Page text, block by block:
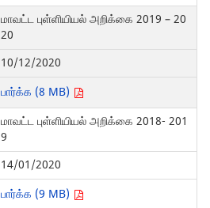
மாவட்ட புள்ளியியல் அறிக்கை 2019 – 20
20
10/12/2020
பார்க்க (8 MB)
மாவட்ட புள்ளியியல் அறிக்கை 2018- 201
9
14/01/2020
பார்க்க (9 MB)